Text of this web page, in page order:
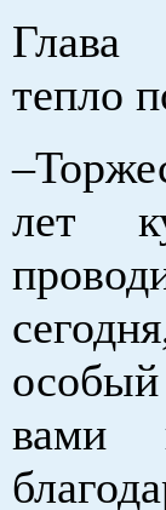
Глава
тепло
лет
вами